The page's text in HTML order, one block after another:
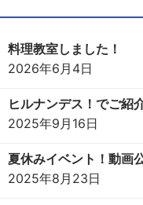
料理教室しました！
2026年6月4日
ヒルナンデス！でご紹
2025年9月16日
夏休みイベント！動画
2025年8月23日